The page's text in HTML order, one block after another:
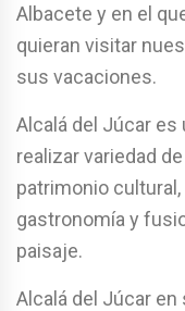
Albacete y en el
quieran visitar
sus vacaciones.
Alcalá del Júcar es
realizar variedad
patrimonio
gastronomía y
paisaje.
Alcalá del Júcar